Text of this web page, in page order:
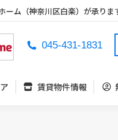
ム（神奈川区白楽）が承りま
045-431-1831
賃貸物件情報
賃貸物件情報